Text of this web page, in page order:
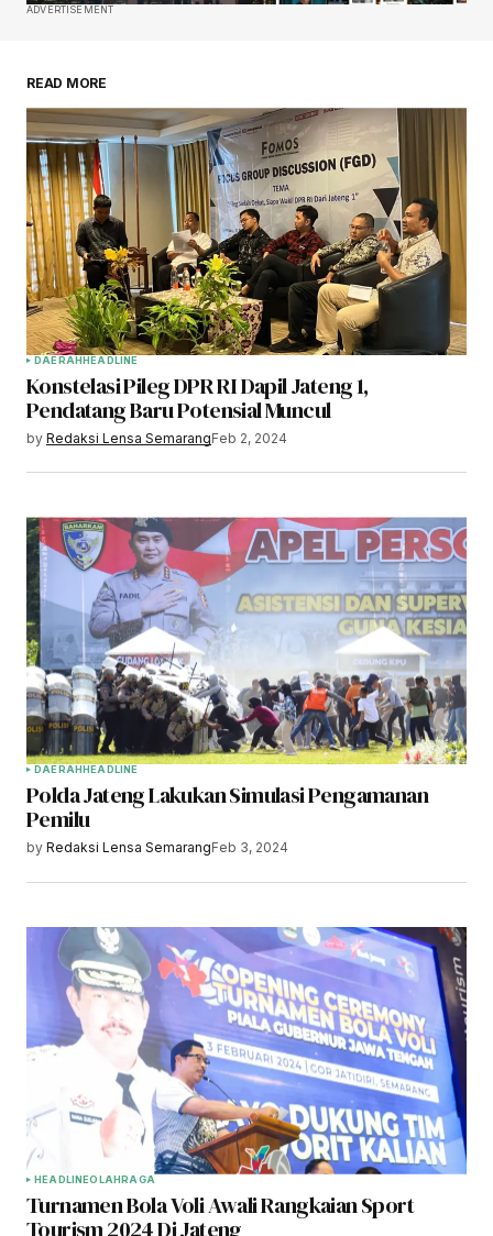
ADVERTISEMENT
READ MORE
DAERAHHEADLINE
Konstelasi Pileg DPR RI Dapil Jateng 1,
Pendatang Baru Potensial Muncul
by Redaksi Lensa SemarangFeb 2, 2024
DAERAH HEADLINE
Polda Jateng Lakukan Simulasi Pengamanan
Pemilu
by Redaksi Lensa SemarangFeb 3, 2024
HEADLINEOLAHRAGA
Turnamen Bola Voli Awali Rangkaian Sport
Tourism 2024 Di Jateng